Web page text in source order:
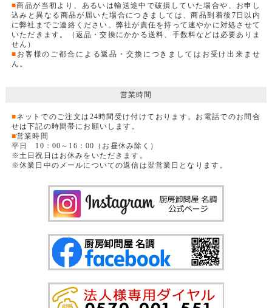
■商品が当初より、あるいは輸送途中で破損していた場合や、お申し
込みと異なる商品が届いた場合につきましては、商品到着後7日以内
に弊社までご連絡ください。弊社が責任を持って速やかに対処させて
いただきます。（返品・交換にかかる送料、手数料などは必要ありま
せん）
■ お客様のご都合による返品・交換につきましてはお受け出来ませ
ん。
営業時間
■ネットでのご注文は24時間受け付けております。お電話でのお問合
せは下記の時間帯にお願いします。
■営業時間
平日 10：00～16：00（お昼休み除く）
※土日祝日はお休みをいただきます。
※休業日中のメールについての返信は翌営業日となります。